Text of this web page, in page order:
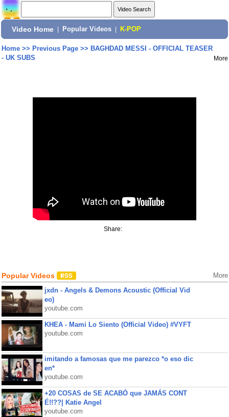
Video Home Popular Videos K-POP
Home>> Previous Page>> BAGHDAD MESSI - OFFICIAL TEASER
- UK SUBS
More
Share:
Popular Videos More
jxdn - Angels & Demons Acoustic (Official Vid
eo)
youtube.com
KHEA - Mami Lo Siento (Official Video) #VYFT
youtube.com
imitando a famosas que me parezco *o eso dic
en*
youtube.com
+20 COSAS de SE ACABÓ que JAMÁS CONT
É!!??| Katie Angel
youtube.com